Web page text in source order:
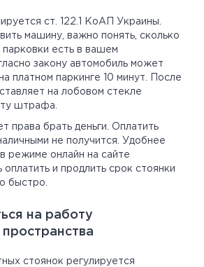
ст. 122.1 КоАП Украины.
машину, важно понять, сколько
парковки есть в вашем
закону автомобиль может
платном паркинге 10 минут. После
на лобовом стекле
штрафа.
права брать деньги. Оплатить
не получится. Удобнее
режиме онлайн на сайте
и продлить срок стоянки
быстро.
на работу
стоянок регулируется